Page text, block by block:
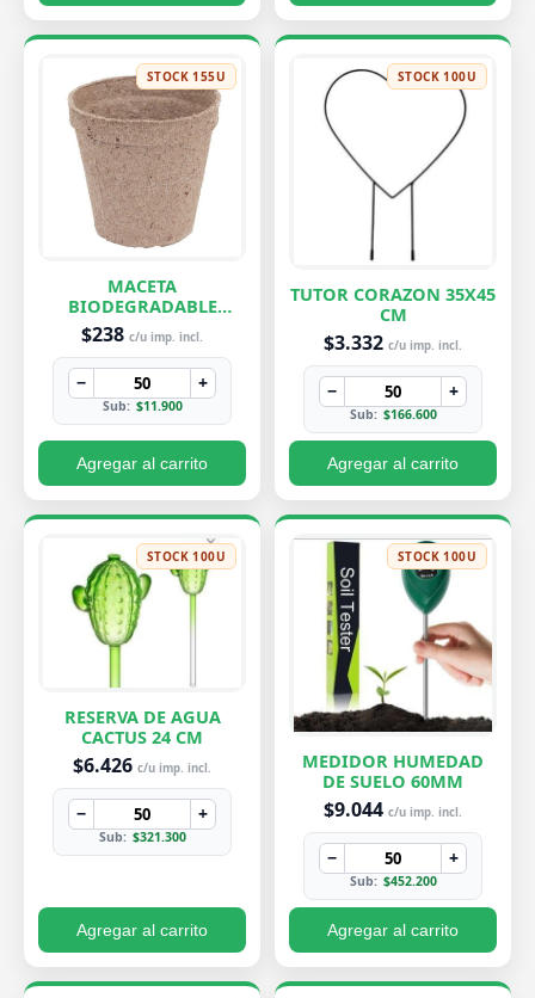
STOCK 155U
MACETA
BIODEGRADABLE
PEQUEÑA 7X8 CM
$238 c/u imp. incl.
− +
Sub: $11.900
Agregar al carrito
STOCK 100U
TUTOR CORAZON 35X45
CM
$3.332 c/u imp. incl.
− +
Sub: $166.600
Agregar al carrito
STOCK 100U
RESERVA DE AGUA
CACTUS 24 CM
$6.426 c/u imp. incl.
− +
Sub: $321.300
Agregar al carrito
STOCK 100U
MEDIDOR HUMEDAD
DE SUELO 60MM
$9.044 c/u imp. incl.
− +
Sub: $452.200
Agregar al carrito